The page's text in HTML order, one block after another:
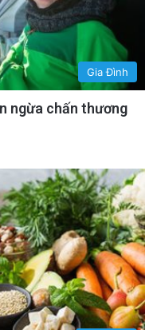
Gia Đình
ngừa chấn thương